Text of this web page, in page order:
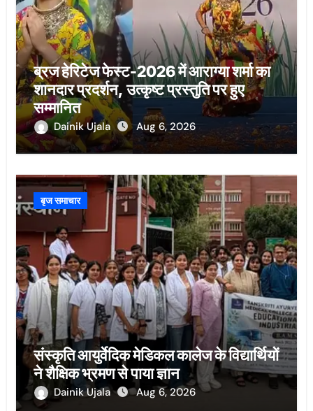
ब्रज हेरिटेज फेस्ट-2026 में आराग्या शर्मा का
शानदार प्रदर्शन, उत्कृष्ट प्रस्तुति पर हुए
सम्मानित
Dainik Ujala Aug 6, 2026
बृज समाचार
संस्कृति आयुर्वेदिक मेडिकल कालेज के विद्यार्थियों
ने शैक्षिक भ्रमण से पाया ज्ञान
Dainik Ujala Aug 6, 2026